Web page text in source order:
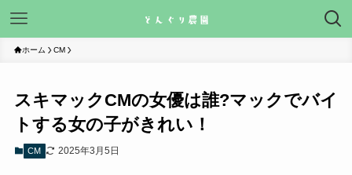
ホーム CM
スキマックCMの女優は誰?マックでバイ
トする女の子がきれい！
CM 2025年3月5日